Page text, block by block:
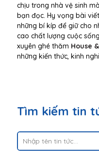
chịu trong nhà vệ sinh
bạn đọc. Hy vọng bài
những bí kíp để giữ cho
cao chất lượng cuộc
xuyên ghé thăm House
những kiến thức, kinh
Tìm kiếm tin